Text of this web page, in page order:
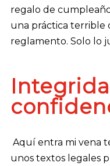
regalo de
una práctica terrible
reglamento. Solo lo
Aquí entra mi vena
unos textos legales